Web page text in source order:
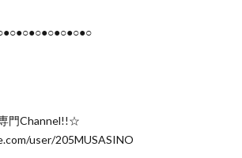
門Channel!!☆
user/205MUSASINO